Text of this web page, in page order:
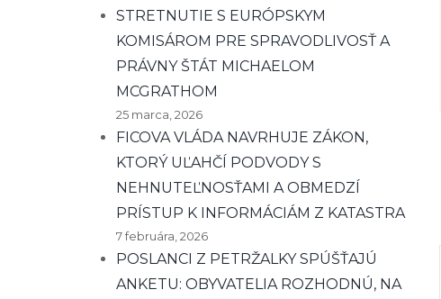
STRETNUTIE S EURÓPSKYM
KOMISÁROM PRE SPRAVODLIVOSŤ A
PRÁVNY ŠTÁT MICHAELOM
MCGRATHOM
25 marca, 2026
FICOVA VLÁDA NAVRHUJE ZÁKON,
KTORÝ UĽAHČÍ PODVODY S
NEHNUTEĽNOSŤAMI A OBMEDZÍ
PRÍSTUP K INFORMÁCIÁM Z KATASTRA
7 februára, 2026
POSLANCI Z PETRŽALKY SPÚŠŤAJÚ
ANKETU: OBYVATELIA ROZHODNÚ, NA